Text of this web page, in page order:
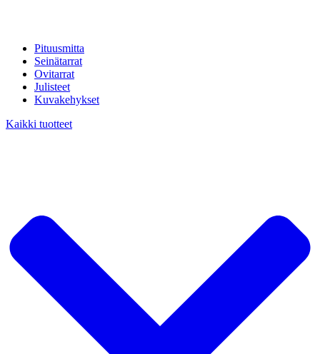
Pituusmitta
Seinätarrat
Ovitarrat
Julisteet
Kuvakehykset
Kaikki tuotteet